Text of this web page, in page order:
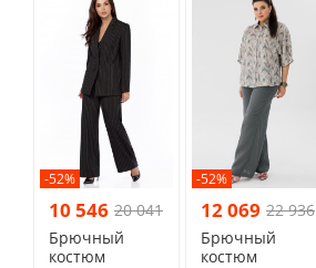
-52%
10 546 20 041
Брючный
костюм
-52%
12 069 22 936
Брючный
костюм